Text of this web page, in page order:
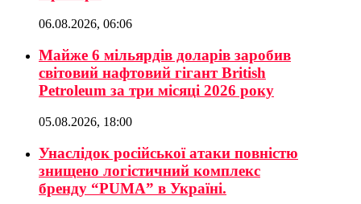
06.08.2026, 06:06
Майже 6 мільярдів доларів заробив
світовий нафтовий гігант British
Petroleum за три місяці 2026 року
05.08.2026, 18:00
Унаслідок російської атаки повністю
знищено логістичний комплекс
бренду “PUMA” в Україні.